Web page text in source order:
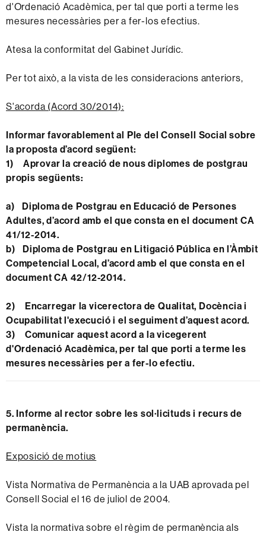
d'Ordenació Acadèmica, per tal que porti a terme les
mesures necessàries per a fer-los efectius.
Atesa la conformitat del Gabinet Jurídic.
Per tot això, a la vista de les consideracions anteriors,
S'acorda (Acord 30/2014):
Informar favorablement al Ple del Consell Social sobre
la proposta d’acord següent:
1) Aprovar la creació de nous diplomes de postgrau
propis següents:
a) Diploma de Postgrau en Educació de Persones
Adultes, d’acord amb el que consta en el document CA
41/12-2014.
b) Diploma de Postgrau en Litigació Pública en l’Àmbit
Competencial Local, d’acord amb el que consta en el
document CA 42/12-2014.
2) Encarregar la vicerectora de Qualitat, Docència i
Ocupabilitat l'execució i el seguiment d’aquest acord.
3) Comunicar aquest acord a la vicegerent
d'Ordenació Acadèmica, per tal que porti a terme les
mesures necessàries per a fer-lo efectiu.
5. Informe al rector sobre les sol·licituds i recurs de
permanència.
Exposició de motius
Vista Normativa de Permanència a la UAB aprovada pel
Consell Social el 16 de juliol de 2004.
Vista la normativa sobre el règim de permanència als